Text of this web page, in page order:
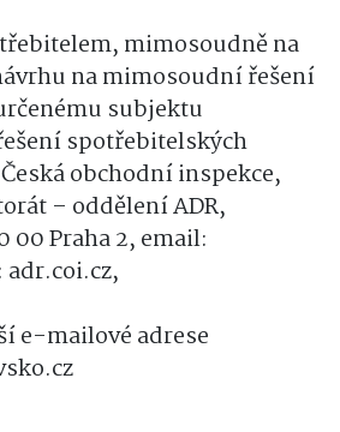
mimosoudně na
na mimosoudní řešení
subjektu
spotřebitelských
obchodní inspekce,
– oddělení ADR,
00 Praha 2, email:
adr.coi.cz,
e-mailové adrese